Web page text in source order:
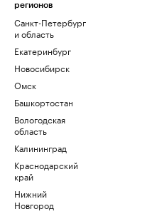
регионов
Санкт-Петербург
и область
Екатеринбург
Новосибирск
Омск
Башкортостан
Вологодская
область
Калининград
Краснодарский
край
Нижний
Новгород